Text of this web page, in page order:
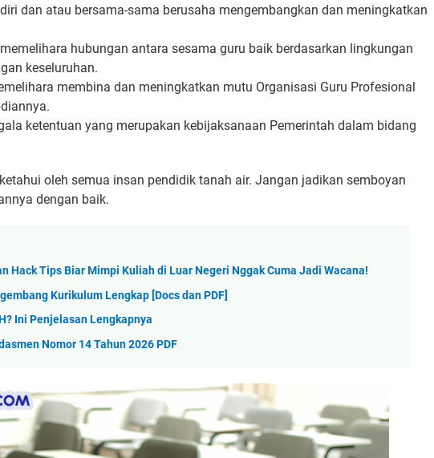
dan atau bersama-sama berusaha mengembangkan dan meningkatkan
hubungan antara sesama guru baik berdasarkan lingkungan
keseluruhan.
membina dan meningkatkan mutu Organisasi Guru Profesional
ketentuan yang merupakan kebijaksanaan Pemerintah dalam bidang
oleh semua insan pendidik tanah air. Jangan jadikan semboyan
dengan baik.
Hack Tips Biar Mimpi Kuliah di Luar Negeri Nggak Cuma Jadi Wacana!
Kurikulum Lengkap [Docs dan PDF]
Ini Penjelasan Lengkapnya
Nomor 14 Tahun 2026 PDF